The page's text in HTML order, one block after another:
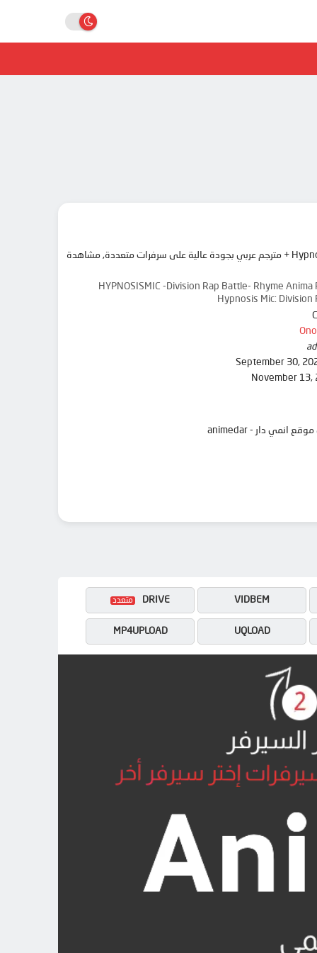
مرحبا بك في موقع انمي دار animedar نقدم لك حلقات انمي Hypnosis Mic: Division Rap Battle – Rhyme Anima + مترجم عربي بجودة عالية على سرفرات متعددة, مشاهدة
HYPNOSISMIC -Division Rap Battle- Rhyme
Hypnosis Mic: Division
September 30,
November 13,
DRIVE
UQLOAD
MP4UPLOAD
VIDBEM